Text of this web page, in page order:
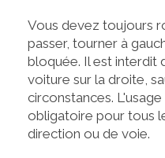
Vous devez toujours
passer, tourner à
bloquée. Il est interdit
voiture sur la droite,
circonstances.
obligatoire pour tous
direction ou de voie.